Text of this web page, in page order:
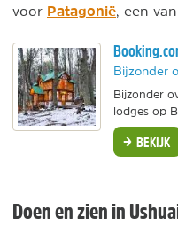
voor Patagonië , een
Bijzonder
Bijzonder
lodges op
BEKIJK
Doen en zien in